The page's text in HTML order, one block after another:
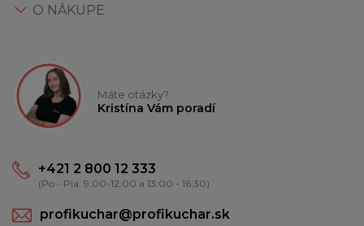
O NÁKUPE
Máte otázky?
Kristína Vám poradí
+421 2 800 12 333
(Po - Pia: 9:00-12:00 a 13:00 - 16:30)
profikuchar@profikuchar.sk